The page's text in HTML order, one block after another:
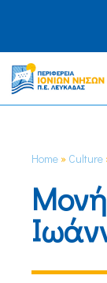
Home » Culture
Μονή